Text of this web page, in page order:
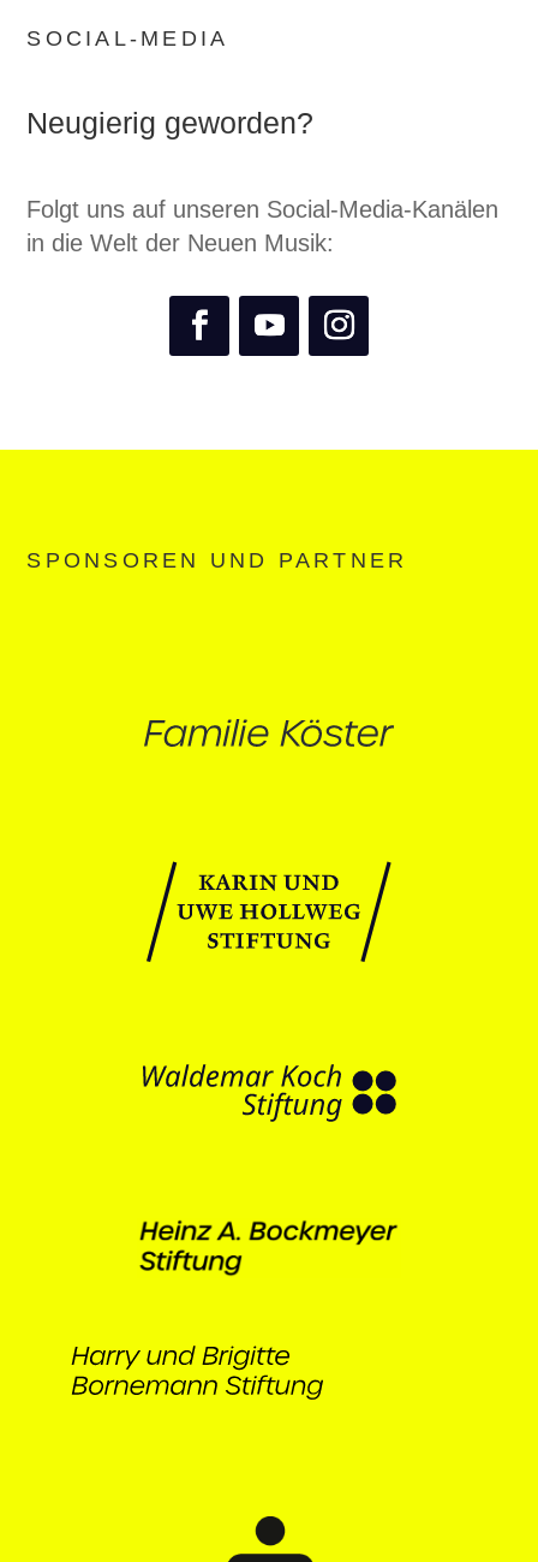
SOCIAL-MEDIA
Neugierig geworden?
Folgt uns auf unseren Social-Media-Kanälen
in die Welt der Neuen Musik:
SPONSOREN UND PARTNER